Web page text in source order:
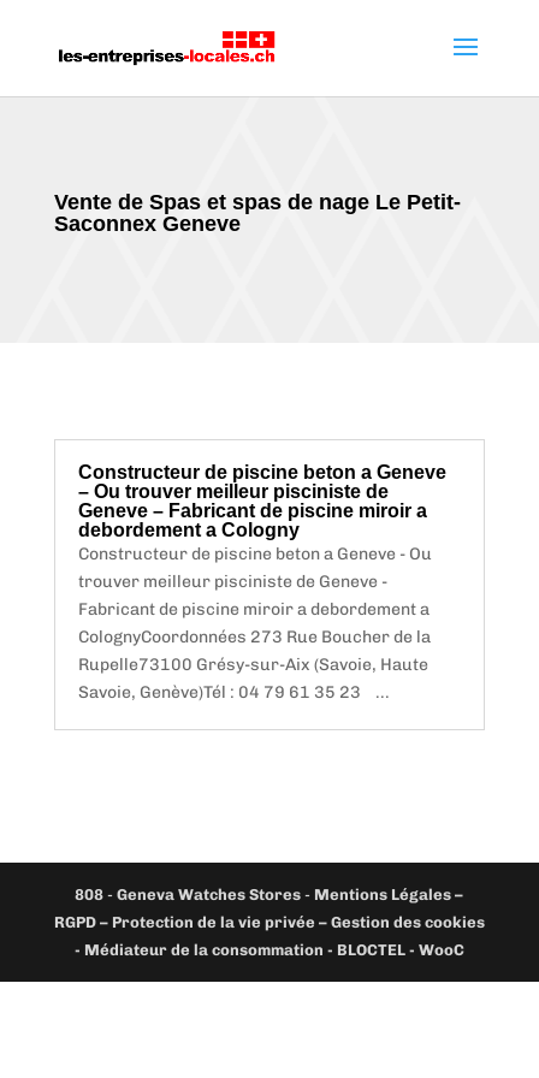
Vente de Spas et spas de nage Le Petit-
Saconnex Geneve
Constructeur de piscine beton a Geneve
– Ou trouver meilleur pisciniste de
Geneve – Fabricant de piscine miroir a
debordement a Cologny
Constructeur de piscine beton a Geneve - Ou
trouver meilleur pisciniste de Geneve -
Fabricant de piscine miroir a debordement a
ColognyCoordonnées 273 Rue Boucher de la
Rupelle73100 Grésy-sur-Aix (Savoie, Haute
Savoie, Genève)Tél : 04 79 61 35 23 ...
808 -Geneva Watches Stores - Mentions Légales –
RGPD – Protection de la vie privée – Gestion des cookies
- Médiateur de la consommation - BLOCTEL - WooC